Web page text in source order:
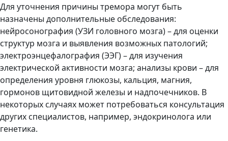
Для уточнения причины тремора могут быть
назначены дополнительные обследования:
нейросонография (УЗИ головного мозга) – для оценки
структур мозга и выявления возможных патологий;
электроэнцефалография (ЭЭГ) – для изучения
электрической активности мозга; анализы крови – для
определения уровня глюкозы, кальция, магния,
гормонов щитовидной железы и надпочечников. В
некоторых случаях может потребоваться консультация
других специалистов, например, эндокринолога или
генетика.